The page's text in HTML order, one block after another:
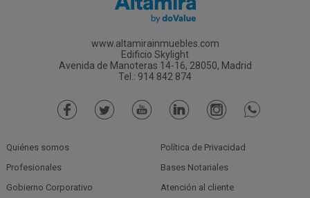
www.altamirainmuebles.com
Edificio Skylight
Avenida de Manoteras 14-16, 28050, Madrid
Tel.: 914 842 874
Quiénes somos
Profesionales
Gobierno Corporativo
Política de Privacidad
Bases Notariales
Atención al cliente